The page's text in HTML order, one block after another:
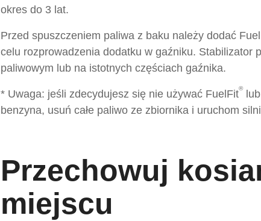
okres do 3 lat.
Przed spuszczeniem paliwa z baku należy dodać
celu rozprowadzenia dodatku w gaźniku. Stabilizator
paliwowym lub na istotnych częściach gaźnika.
* Uwaga: jeśli zdecydujesz się nie używać FuelFit®
benzyna, usuń całe paliwo ze zbiornika i uruchom
Przechowuj
miejscu